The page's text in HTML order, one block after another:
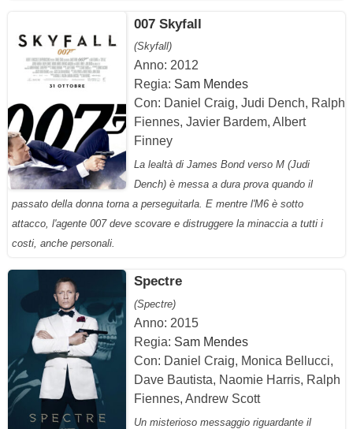
007 Skyfall
(Skyfall)
Anno: 2012
Regia: Sam Mendes
Con: Daniel Craig, Judi Dench, Ralph
Fiennes, Javier Bardem, Albert
Finney
La lealtà di James Bond verso M (Judi
Dench) è messa a dura prova quando il
passato della donna torna a perseguitarla. E mentre l'M6 è sotto
attacco, l'agente 007 deve scovare e distruggere la minaccia a tutti i
costi, anche personali.
Spectre
(Spectre)
Anno: 2015
Regia: Sam Mendes
Con: Daniel Craig, Monica Bellucci,
Dave Bautista, Naomie Harris, Ralph
Fiennes, Andrew Scott
Un misterioso messaggio riguardante il